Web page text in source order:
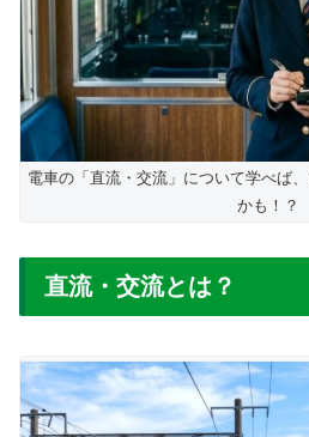
電車の「直流・交流」について学べば
かも！？
直流・交流とは？